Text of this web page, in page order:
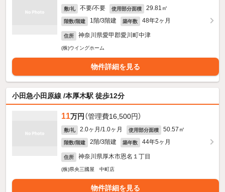
敷/礼 不要/不要 使用部分面積 29.81㎡
階数/階建 1階/3階建 築年数 48年2ヶ月
住所 神奈川県愛甲郡愛川町中津
(株)ウイングホーム
物件詳細を見る
小田急小田原線 /本厚木駅 徒歩12分
11万円 （管理費16,500円）
敷/礼 2.0ヶ月/1.0ヶ月 使用部分面積 50.57㎡
階数/階建 2階/3階建 築年数 44年5ヶ月
住所 神奈川県厚木市恩名１丁目
(株)県央三國屋 中町店
物件詳細を見る